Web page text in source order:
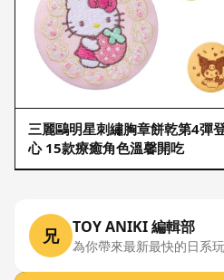
三麗鷗明星刺繡胸章餅乾第4彈
心 15款療癒角色溫馨開吃
兄 TOY ANIKI 編輯部
為你帶來最新最快的日系